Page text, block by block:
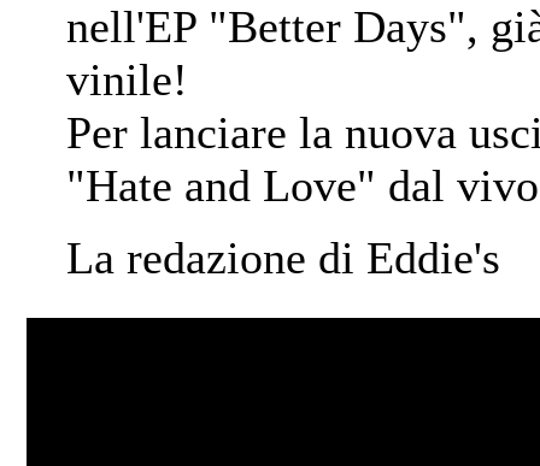
nell'EP "Better Days",
vinile!
Per lanciare la nuova
"Hate and Love" dal
La redazione di Eddie's